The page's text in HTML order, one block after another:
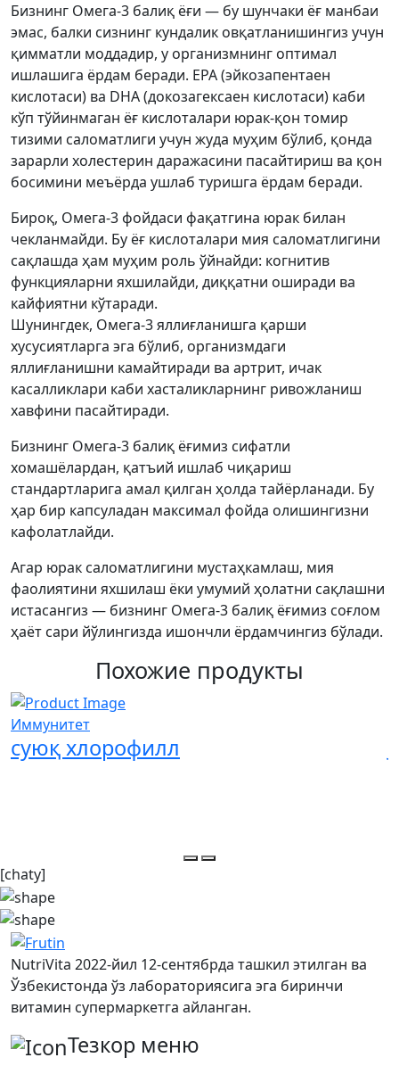
Бизнинг Омега-3 балиқ ёғи — бу шунчаки ёғ манбаи
эмас, балки сизнинг кундалик овқатланишингиз учун
қимматли моддадир, у организмнинг оптимал
ишлашига ёрдам беради. EPA (эйкозапентаен
кислотаси) ва DHA (докозагексаен кислотаси) каби
кўп тўйинмаган ёғ кислоталари юрак-қон томир
тизими саломатлиги учун жуда муҳим бўлиб, қонда
зарарли холестерин даражасини пасайтириш ва қон
босимини меъёрда ушлаб туришга ёрдам беради.
Бироқ, Омега-3 фойдаси фақатгина юрак билан
чекланмайди. Бу ёғ кислоталари мия саломатлигини
сақлашда ҳам муҳим роль ўйнайди: когнитив
функцияларни яхшилайди, диққатни оширади ва
кайфиятни кўтаради.
Шунингдек, Омега-3 яллиғланишга қарши
хусусиятларга эга бўлиб, организмдаги
яллиғланишни камайтиради ва артрит, ичак
касалликлари каби хасталикларнинг ривожланиш
хавфини пасайтиради.
Бизнинг Омега-3 балиқ ёғимиз сифатли
хомашёлардан, қатъий ишлаб чиқариш
стандартларига амал қилган ҳолда тайёрланади. Бу
ҳар бир капсуладан максимал фойда олишингизни
кафолатлайди.
Агар юрак саломатлигини мустаҳкамлаш, мия
фаолиятини яхшилаш ёки умумий ҳолатни сақлашни
истасангиз — бизнинг Омега-3 балиқ ёғимиз соғлом
ҳаёт сари йўлингизда ишончли ёрдамчингиз бўлади.
Похожие продукты
Иммунитет
суюқ хлорофилл
[chaty]
NutriVita 2022-йил 12-сентябрда ташкил этилган ва
Ўзбекистонда ўз лабораториясига эга биринчи
витамин супермаркетга айланган.
Тезкор меню